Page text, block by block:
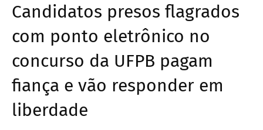
Candidatos presos flagrados
com ponto eletrônico no
concurso da UFPB pagam
fiança e vão responder em
liberdade